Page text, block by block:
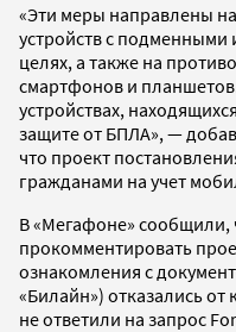
«Эти меры направлены
устройств с
целях, а также на
смартфонов и
устройствах,
защите от БПЛА», —
что проект
гражданами на учет
В «Мегафоне» сообщили,
прокомментировать
ознакомления с
«Билайн») отказались
не ответили на запрос